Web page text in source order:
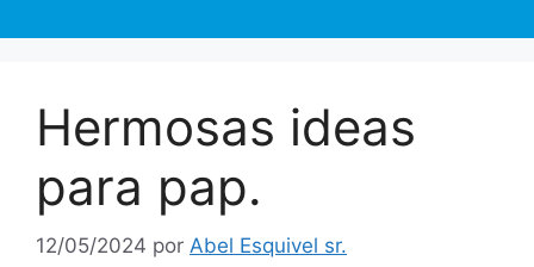
Hermosas ideas
para pap.
12/05/2024 por Abel Esquivel sr.